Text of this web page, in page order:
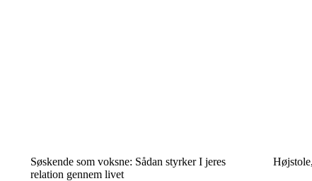
Søskende som voksne: Sådan styrker I jeres
relation gennem livet